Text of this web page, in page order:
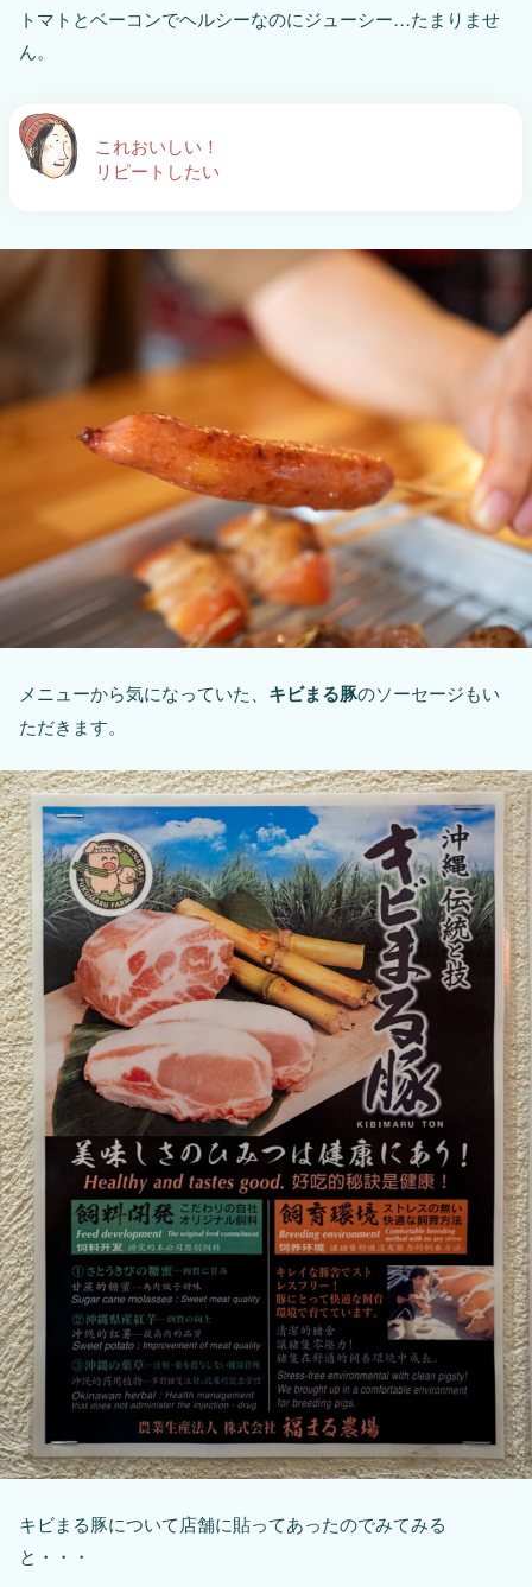
トマトとベーコンでヘルシーなのにジューシー…たまりませ
ん。
これおいしい！
リピートしたい
メニューから気になっていた、 キビまる豚のソーセージもい
ただきます。
キビまる豚について店舗に貼ってあったのでみてみる
と・・・